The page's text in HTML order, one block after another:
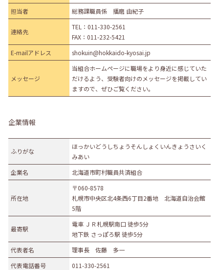
担当者
総務課職員係 播磨 由紀子
連絡先
TEL： 011-330-2561
FAX：011-232-5421
E-mailアドレス
shokuin@hokkaido-kyosai.jp
メッセージ
当組合ホームページに職場をより身近に感じていた
だけるよう、受験者向けのメッセージを掲載してい
ますので、ぜひご覧ください。
企業情報
ふりがな
ほっかいどうしちょうそんしょくいんきょうさいく
みあい
企業名
北海道市町村職員共済組合
所在地
〒060-8578
札幌市中央区北4条西6丁目2番地 北海道自治会館
5階
最寄駅
電車 ＪＲ札幌駅南口 徒歩5分
地下鉄 さっぽろ駅 徒歩5分
代表者名
理事長 佐藤 多一
代表電話番号
011-330-2561